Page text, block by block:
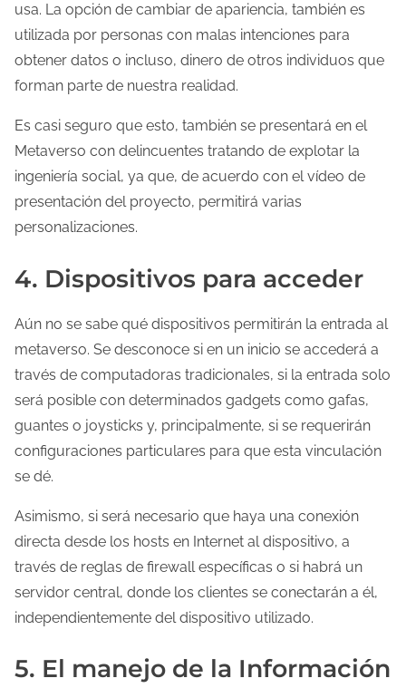
usa. La opción de cambiar de apariencia, también es
utilizada por personas con malas intenciones para
obtener datos o incluso, dinero de otros individuos que
forman parte de nuestra realidad.
Es casi seguro que esto, también se presentará en el
Metaverso con delincuentes tratando de explotar la
ingeniería social, ya que, de acuerdo con el vídeo de
presentación del proyecto, permitirá varias
personalizaciones.
4. Dispositivos para acceder
Aún no se sabe qué dispositivos permitirán la entrada al
metaverso. Se desconoce si en un inicio se accederá a
través de computadoras tradicionales, si la entrada solo
será posible con determinados gadgets como gafas,
guantes o joysticks y, principalmente, si se requerirán
configuraciones particulares para que esta vinculación
se dé.
Asimismo, si será necesario que haya una conexión
directa desde los hosts en Internet al dispositivo, a
través de reglas de firewall específicas o si habrá un
servidor central, donde los clientes se conectarán a él,
independientemente del dispositivo utilizado.
5. El manejo de la Información